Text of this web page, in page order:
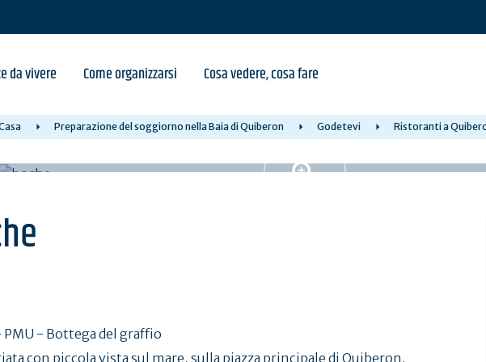
da vivere Come organizzarsi Cosa vedere, cosa fare
Preparazione del soggiorno nella Baia di Quiberon Godetevi Ristoranti a
- Bottega del graffio
con piccola vista sul mare, sulla piazza principale di Quiberon.